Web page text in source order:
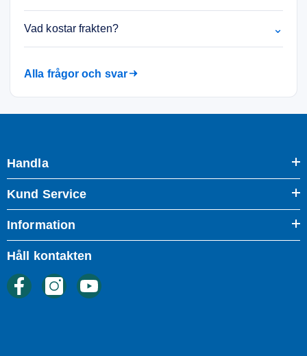
Vad kostar frakten? ⌄
Alla frågor och svar
Handla
Kund Service
Information
Håll kontakten